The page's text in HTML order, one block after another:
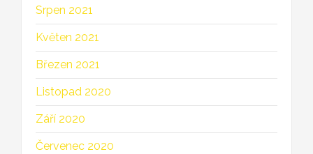
Srpen 2021
Květen 2021
Březen 2021
Listopad 2020
Září 2020
Červenec 2020